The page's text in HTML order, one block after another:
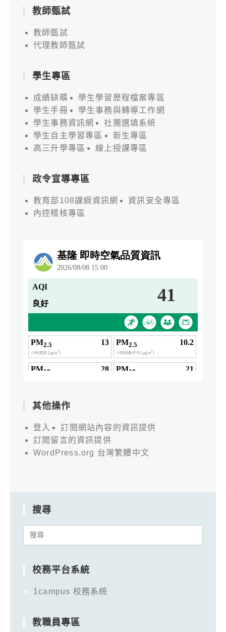
教師甄試
教師甄試
代理教師甄試
學生專區
成績缺曠
學生學習歷程檔案專區
學生手冊
學生事務與轉導工作網
學生事務資訊網
社團選填系統
學生自主學習專區
新生專區
高三升學專區
線上授課專區
政令宣導專區
教育部108課綱資訊網
資訊安全專區
內控稽核專區
其他操作
登入
訂閱網站內容的資訊提供
訂閱留言的資訊提供
WordPress.org 台灣繁體中文
搜尋
Search
校務平台系統
1campus 校務系統
教職員專區